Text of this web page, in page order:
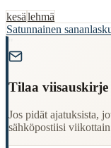
kesälehmä
Satunnainen
Tilaa viisauskirje
Jos pidät ajatuksista,
sähköpostiisi